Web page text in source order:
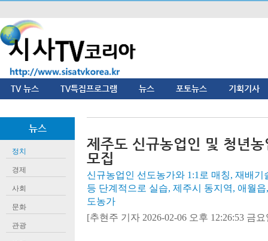
TV 뉴스 TV특집프로그램 뉴스 포토뉴스 기획기사
뉴스
정치
경제
사회
문화
관광
제주도 신규농업인 및 청년
모집
신규농업인 선도농가와 1:1로 매칭, 재배
등 단계적으로 실습, 제주시 동지역, 애월
도농가
[추현주 기자 2026-02-06 오후 12:26:53 금요